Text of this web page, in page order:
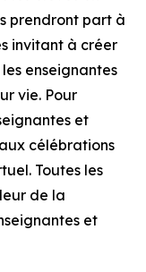
prendront part à
invitant à créer
enseignantes
vie. Pour
et
célébrations
Toutes les
de la
et